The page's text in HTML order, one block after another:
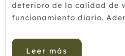
deterioro de la calidad de
funcionamiento diario.
acupuntura y la
Leer más